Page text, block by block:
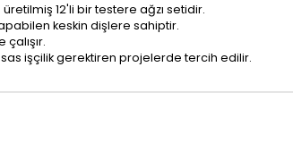
üretilmiş 12'li bir testere ağzı setidir.
keskin dişlere sahiptir.
işçilik gerektiren projelerde tercih edilir.